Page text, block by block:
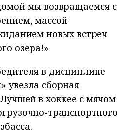
мы возвращаемся с
массой
новых встреч
озера!»
в дисциплине
увезла сборная
в хоккее с мячом
транспортного